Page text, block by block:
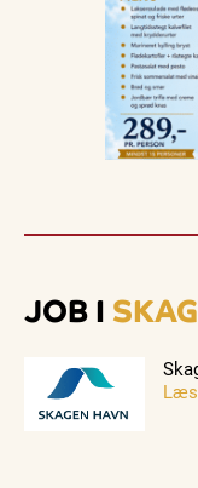
JOB I